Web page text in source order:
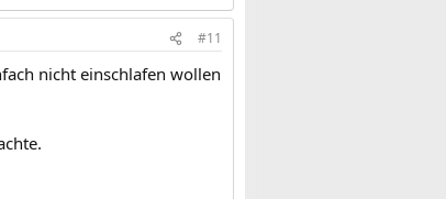
#11
nicht einschlafen wollen